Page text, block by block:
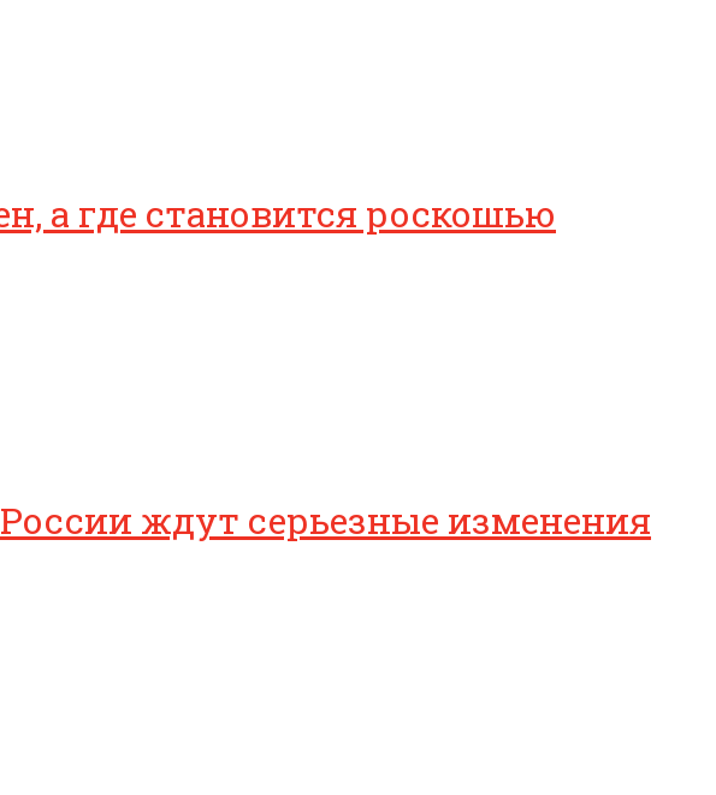
а где становится роскошью
ждут серьезные изменения